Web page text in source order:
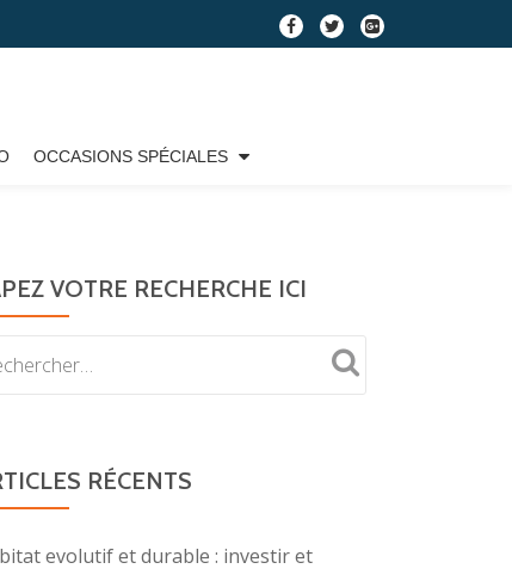
fa-
fa-
fa-
OCCASIONS SPÉCIALES
VOTRE RECHERCHE ICI
RÉCENTS
evolutif et durable : investir et